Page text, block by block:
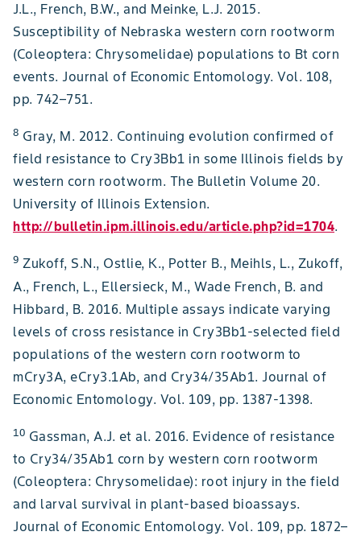
J.L., French, B.W., and Meinke, L.J. 2015.
Susceptibility of Nebraska western corn rootworm
(Coleoptera: Chrysomelidae) populations to Bt corn
events. Journal of Economic Entomology. Vol. 108,
pp. 742–751.
8 Gray, M. 2012. Continuing evolution confirmed of
field resistance to Cry3Bb1 in some Illinois fields by
western corn rootworm. The Bulletin Volume 20.
University of Illinois Extension.
http://bulletin.ipm.illinois.edu/article.php?id=1704.
9 Zukoff, S.N., Ostlie, K., Potter B., Meihls, L., Zukoff,
A., French, L., Ellersieck, M., Wade French, B. and
Hibbard, B. 2016. Multiple assays indicate varying
levels of cross resistance in Cry3Bb1-selected field
populations of the western corn rootworm to
mCry3A, eCry3.1Ab, and Cry34/35Ab1. Journal of
Economic Entomology. Vol. 109, pp. 1387-1398.
10 Gassman, A.J. et al. 2016. Evidence of resistance
to Cry34/35Ab1 corn by western corn rootworm
(Coleoptera: Chrysomelidae): root injury in the field
and larval survival in plant-based bioassays.
Journal of Economic Entomology. Vol. 109, pp. 1872–